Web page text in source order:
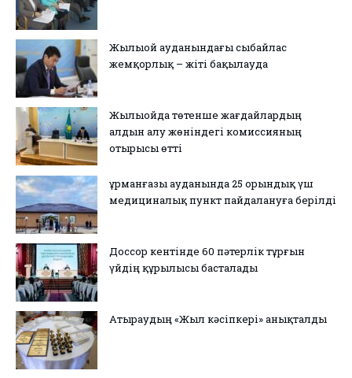
Жылыой ауданындағы сыбайлас
жемқорлық – жіті бақылауда
Жылыойда төтенше жағдайлардың
алдын алу жөніндегі комиссияның
отырысы өтті
Құрманғазы ауданында 25 орындық үш
медициналық пункт пайдалануға берілді
Доссор кентінде 60 пәтерлік тұрғын
үйдің құрылысы басталады
Атыраудың «Жыл кәсіпкері» анықталды